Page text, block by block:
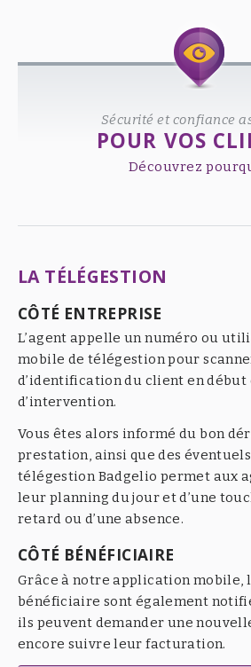
Sécurité et confiance
POUR VOS
Découvrez
LA TÉLÉGESTION
CÔTÉ ENTREPRISE
L’agent appelle un numéro ou
mobile de télégestion pour
d’identification du client en début
d’intervention.
Vous êtes alors informé du bon
prestation, ainsi que des
télégestion Badgelio permet aux
leur planning du jour et d’une
retard ou d’une absence.
CÔTÉ BÉNÉFICIAIRE
Grâce à notre application mobile,
bénéficiaire sont également
ils peuvent demander une
encore suivre leur facturation.